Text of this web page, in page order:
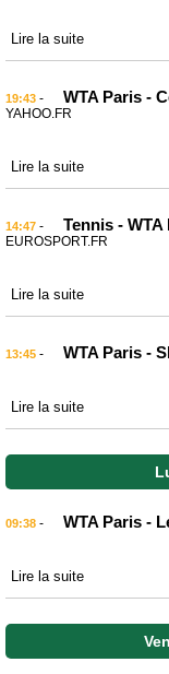
Lire la suite
19:43 - WTA Paris -
YAHOO.FR
Lire la suite
14:47 - Tennis -
EUROSPORT.FR
Lire la suite
13:45 - WTA Paris -
Lire la suite
09:38 - WTA Paris -
Lire la suite